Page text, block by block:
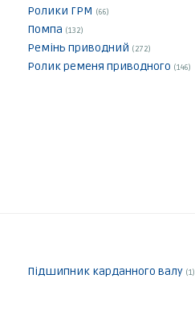
Ролики ГРМ (66)
Помпа (132)
Ремінь приводний (272)
Ролик ременя приводного (146)
Підшипник карданного валу (1)